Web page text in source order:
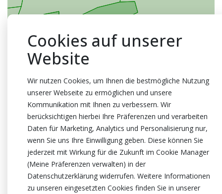
Cookies auf unserer
Website
Wir nutzen Cookies, um Ihnen die bestmögliche Nutzung
unserer Webseite zu ermöglichen und unsere
Kommunikation mit Ihnen zu verbessern. Wir
berücksichtigen hierbei Ihre Präferenzen und verarbeiten
Daten für Marketing, Analytics und Personalisierung nur,
wenn Sie uns Ihre Einwilligung geben. Diese können Sie
jederzeit mit Wirkung für die Zukunft im Cookie Manager
(Meine Präferenzen verwalten) in der
Datenschutzerklärung widerrufen. Weitere Informationen
zu unseren eingesetzten Cookies finden Sie in unserer